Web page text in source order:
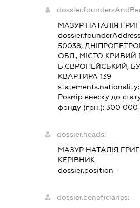
МАЗУР НАТАЛІЯ
50038,
ОБЛ., МІСТО КРИВИЙ
Б.ЄВРОПЕЙСЬКИЙ,
КВАРТИРА 139
Розмір внеску до
фонду (грн.):300 000
dossier.heads:
МАЗУР НАТАЛІЯ
КЕРІВНИК
dossier.position -
dossier.beneficiaries: